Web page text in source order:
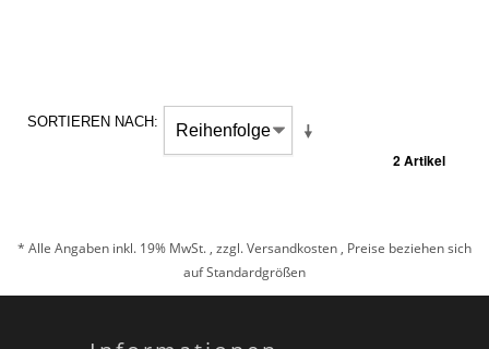
SORTIEREN NACH
2 Artikel
* Alle Angaben inkl. 19% MwSt. , zzgl.Versandkosten , Preise beziehen sich
auf Standardgrößen